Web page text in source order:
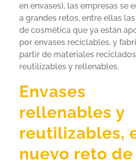
en envases), las empresas se
a grandes retos, entre ellas
de cosmética que ya están
por envases reciclables, y
partir de materiales
reutilizables y rellenables.
Envases
rellenables y
reutilizables,
nuevo reto